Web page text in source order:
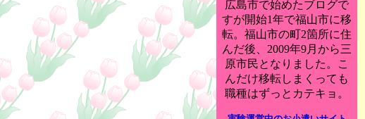
広島市で始めたブログで
すが開始1年で福山市に移
転。福山市の町2箇所に住
んだ後、2009年9月から三
原市民となりました。こ
んだけ移転しまくっても
職種はずっとカテキョ。